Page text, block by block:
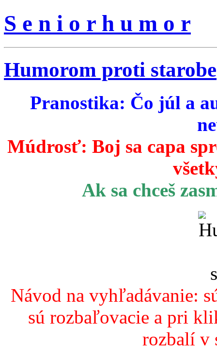
S e n i o r h u m o r
Humorom proti starobe
Pranostika: Čo júl a
Múdrosť: Boj sa capa
Ak sa chceš
Návod na vyhľadávanie:
sú rozbaľovacie a pri
rozbalí v